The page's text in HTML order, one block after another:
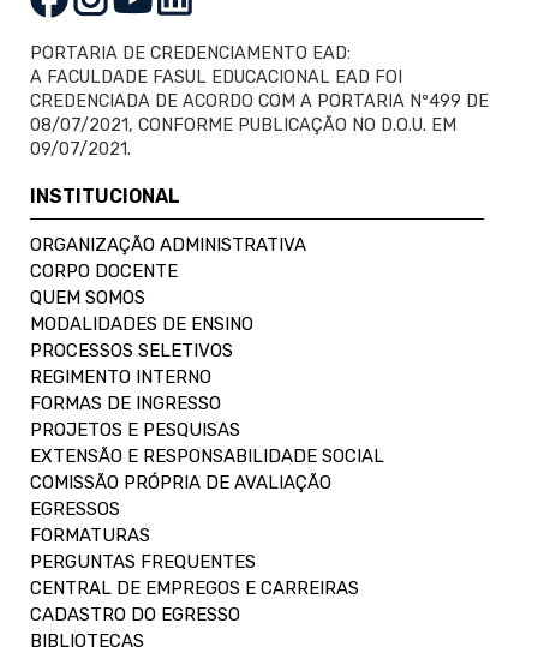
PORTARIA DE CREDENCIAMENTO EAD:
A FACULDADE FASUL EDUCACIONAL EAD FOI
CREDENCIADA DE ACORDO COM A PORTARIA Nº499 DE
08/07/2021, CONFORME PUBLICAÇÃO NO D.O.U. EM
09/07/2021.
INSTITUCIONAL
ORGANIZAÇÃO ADMINISTRATIVA
CORPO DOCENTE
QUEM SOMOS
MODALIDADES DE ENSINO
PROCESSOS SELETIVOS
REGIMENTO INTERNO
FORMAS DE INGRESSO
PROJETOS E PESQUISAS
EXTENSÃO E RESPONSABILIDADE SOCIAL
COMISSÃO PRÓPRIA DE AVALIAÇÃO
EGRESSOS
FORMATURAS
PERGUNTAS FREQUENTES
CENTRAL DE EMPREGOS E CARREIRAS
CADASTRO DO EGRESSO
BIBLIOTECAS